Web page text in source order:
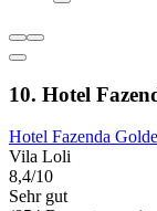
10. Hotel
Hotel Fazenda
Vila Loli
8,4/10
Sehr gut